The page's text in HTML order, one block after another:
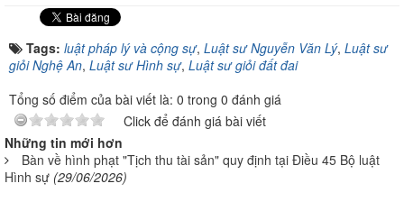
Tags: luật pháp lý và cộng sự, Luật sư Nguyễn Văn Lý, Luật sư
giỏi Nghệ An, Luật sư Hình sự, Luật sư giỏi đất đai
Tổng số điểm của bài viết là: 0 trong 0 đánh giá
Click để đánh giá bài viết
Những tin mới hơn
Bàn về hình phạt "Tịch thu tài sản" quy định tại Điều 45 Bộ luật
Hình sự (29/06/2026)